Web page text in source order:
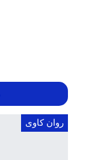
روان کاوی